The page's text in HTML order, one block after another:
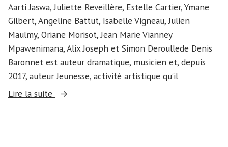
Aarti Jaswa, Juliette Reveillère, Estelle Cartier, Ymane
Gilbert, Angeline Battut, Isabelle Vigneau, Julien
Maulmy, Oriane Morisot, Jean Marie Vianney
Mpawenimana, Alix Joseph et Simon Deroullede Denis
Baronnet est auteur dramatique, musicien et, depuis
2017, auteur Jeunesse, activité artistique qu’il
Lire la suite
« Recueil